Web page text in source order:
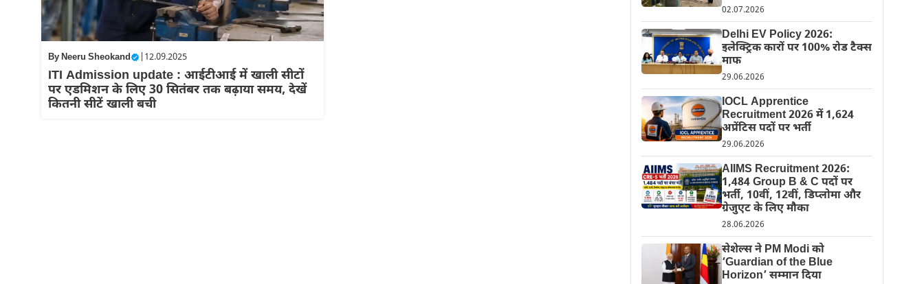
ByNeeru Sheokand | 12.09.2025
ITI Admission update : आईटीआई में खाली सीटों
पर एडमिशन के लिए 30 सितंबर तक बढ़ाया समय, देखें
कितनी सीटें खाली बची
02.07.2026
Delhi EV Policy 2026:
इलेक्ट्रिक कारों पर 100% रोड टैक्स
माफ
29.06.2026
IOCL Apprentice
Recruitment 2026 में 1,624
अप्रेंटिस पदों पर भर्ती
29.06.2026
AIIMS Recruitment 2026:
1,484 Group B & C पदों पर
भर्ती, 10वीं, 12वीं, डिप्लोमा और
ग्रेजुएट के लिए मौका
28.06.2026
सेशेल्स ने PM Modi को
‘Guardian of the Blue
Horizon’ सम्मान दिया